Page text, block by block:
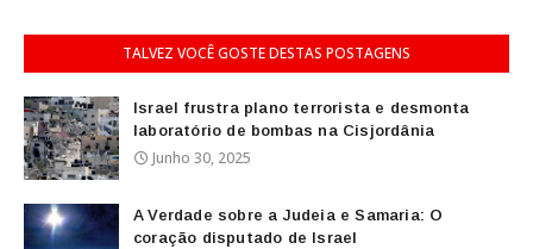
TALVEZ VOCÊ GOSTE DESTAS POSTAGENS
Israel frustra plano terrorista e desmonta
laboratório de bombas na Cisjordânia
Junho 30, 2025
A Verdade sobre a Judeia e Samaria: O
coração disputado de Israel